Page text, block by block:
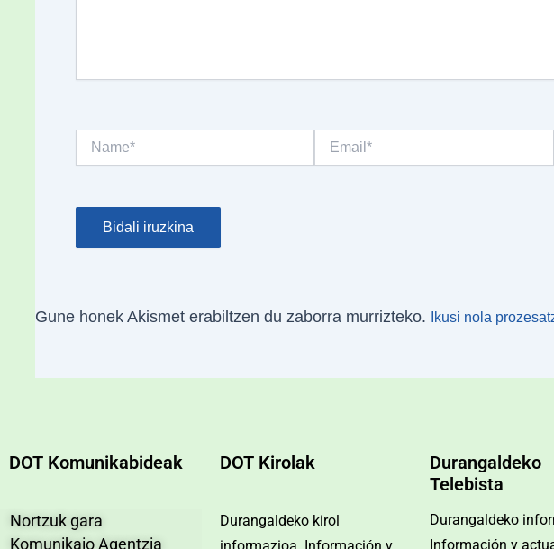
Gune honek Akismet erabiltzen du zaborra murrizteko. Ikusi nola
DOT Komunikabideak
Nortzuk gara
Komunikaio Agentzia
DOT Kirolak
Durangaldeko kirol
Durangaldeko
Telebista
Durangaldeko
Información y